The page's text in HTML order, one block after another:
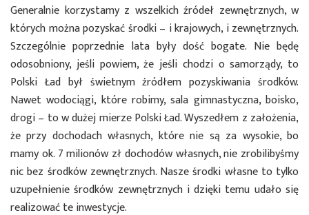
Generalnie korzystamy z wszelkich źródeł zewnętrznych, w
których można pozyskać środki – i krajowych, i zewnętrznych.
Szczególnie poprzednie lata były dość bogate. Nie będę
odosobniony, jeśli powiem, że jeśli chodzi o samorządy, to
Polski Ład był świetnym źródłem pozyskiwania środków.
Nawet wodociągi, które robimy, sala gimnastyczna, boisko,
drogi – to w dużej mierze Polski Ład. Wyszedłem z założenia,
że przy dochodach własnych, które nie są za wysokie, bo
mamy ok. 7 milionów zł dochodów własnych, nie zrobilibyśmy
nic bez środków zewnętrznych. Nasze środki własne to tylko
uzupełnienie środków zewnętrznych i dzięki temu udało się
realizować te inwestycje.